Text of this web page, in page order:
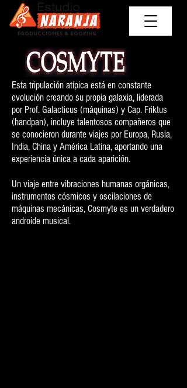
Producciones & Booking
Esta tripulación atípica está en constante
evolución creando su propia galaxia, liderada
por Prof. Galacticus (máquinas) y Cap. Friktus
(handpan), incluye talentosos compañeros que
se conocieron durante viajes por Europa, Rusia,
India, China y América Latina, aportando una
experiencia única a cada aparición.
Un viaje entre vibraciones humanas orgánicas,
instrumentos cósmicos y oscilaciones de
máquinas mecánicas, Cosmyte es un verdadero
androide musical.